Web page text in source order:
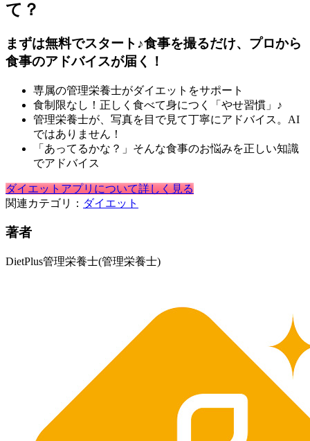
て？
まずは無料でスタート♪食事を撮るだけ、プロから
食事のアドバイスが届く！
専属の管理栄養士がダイエットをサポート
食制限なし！正しく食べて身につく「やせ習慣」♪
管理栄養士が、写真を目で見て丁寧にアドバイス。AI
ではありません！
「あってるかな？」そんな食事のお悩みを正しい知識
でアドバイス
ダイエットアプリについて詳しく見る
関連カテゴリ： ダイエット
著者
DietPlus管理栄養士(管理栄養士)